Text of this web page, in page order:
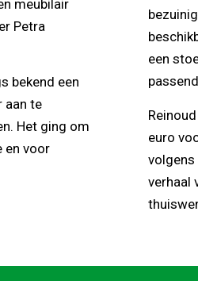
meubilair
Petra
bekend een
aan te
Het ging om
en voor
een
euro
volgens
verhaal